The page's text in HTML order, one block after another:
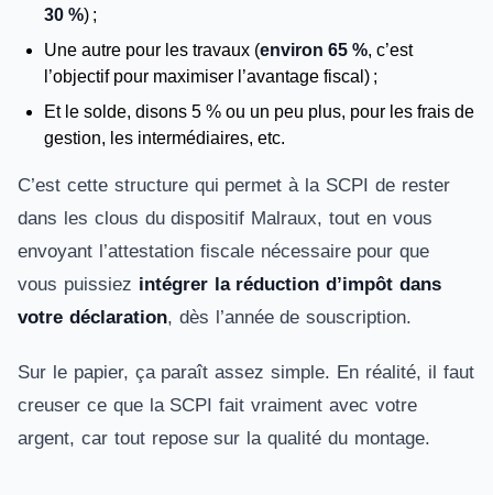
30 %) ;
Une autre pour les travaux (environ 65 %, c’est
l’objectif pour maximiser l’avantage fiscal) ;
Et le solde, disons 5 % ou un peu plus, pour les frais de
gestion, les intermédiaires, etc.
C’est cette structure qui permet à la SCPI de rester
dans les clous du dispositif Malraux, tout en vous
envoyant l’attestation fiscale nécessaire pour que
vous puissiez intégrer la réduction d’impôt dans
votre déclaration, dès l’année de souscription.
Sur le papier, ça paraît assez simple. En réalité, il faut
creuser ce que la SCPI fait vraiment avec votre
argent, car tout repose sur la qualité du montage.